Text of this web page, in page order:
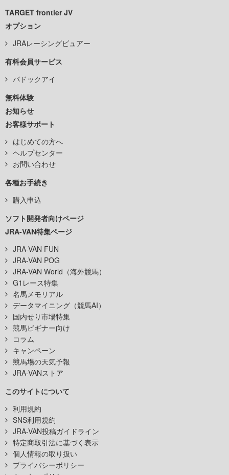
TARGET frontier JV
オプション
JRAレーシングビュアー
有料会員サービス
パドックアイ
無料体験
お知らせ
お客様サポート
はじめての方へ
ヘルプセンター
お問い合わせ
各種お手続き
購入申込
ソフト開発者向けページ
JRA-VAN特集ページ
JRA-VAN FUN
JRA-VAN POG
JRA-VAN World（海外競馬）
G1レース特集
名馬メモリアル
データマイニング（競馬AI）
国内せり市場特集
競馬ビギナー向け
コラム
キャンペーン
競馬場の天気予報
JRA-VANストア
このサイトについて
利用規約
SNS利用規約
JRA-VAN投稿ガイドライン
特定商取引法に基づく表示
個人情報の取り扱い
プライバシーポリシー